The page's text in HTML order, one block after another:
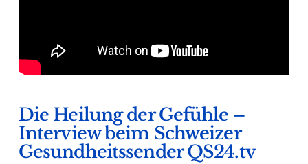
Die Heilung der Gefühle –
Interview beim Schweizer
Gesundheitssender QS24.tv